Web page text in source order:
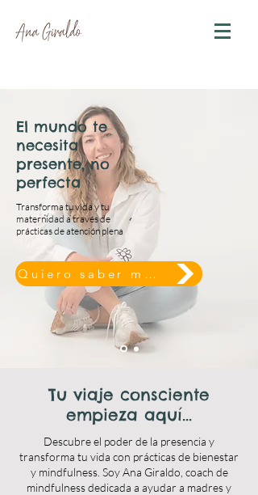
El mundo te
necesita
presente, no
perfecta
Transforma tu vida y tu
maternidad a través de
prácticas de atención plena
Quiero saber más...
Tu viaje consciente
empieza aquí...
Descubre el poder de la presencia y
transforma tu vida con prácticas de bienestar
y mindfulness. Soy Ana Giraldo, coach de
mindfulness dedicada a ayudar a madres y